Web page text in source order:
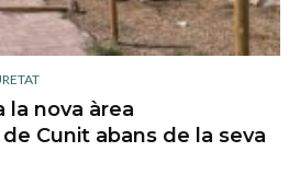
la nova àrea
Cunit abans de la seva